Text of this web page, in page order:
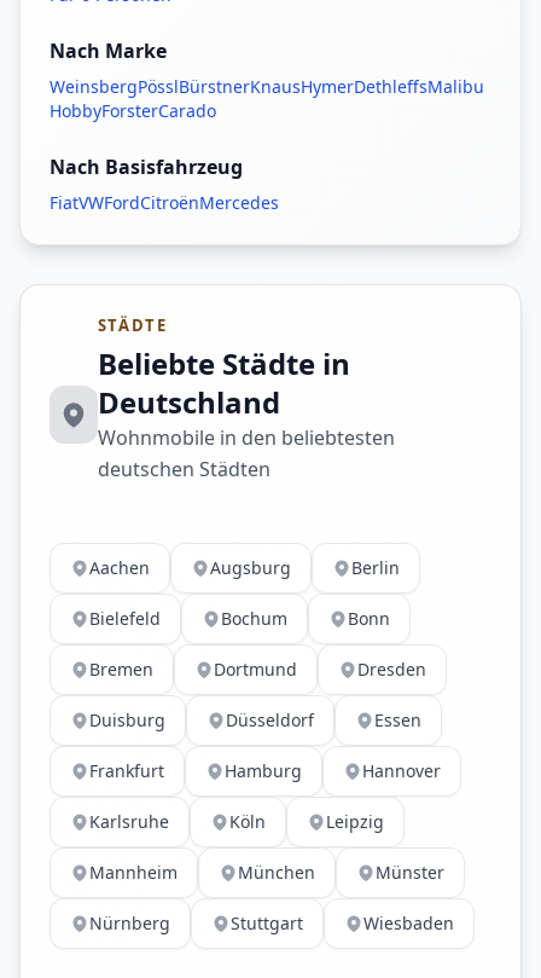
Nach Marke
WeinsbergPösslBürstnerKnausHymerDethleffsMalibu
HobbyForsterCarado
Nach Basisfahrzeug
FiatVWFordCitroënMercedes
STÄDTE
Beliebte Städte in
Deutschland
Wohnmobile in den beliebtesten
deutschen Städten
Aachen Augsburg Berlin
Bielefeld Bochum Bonn
Bremen Dortmund Dresden
Duisburg Düsseldorf Essen
Frankfurt Hamburg Hannover
Karlsruhe Köln Leipzig
Mannheim München Münster
Nürnberg Stuttgart Wiesbaden